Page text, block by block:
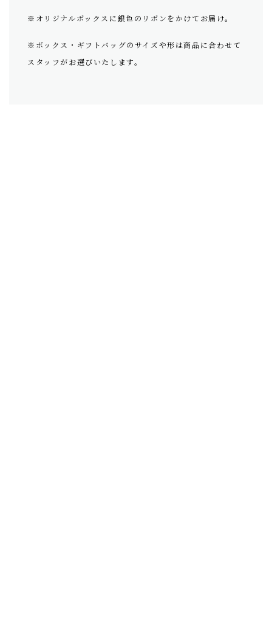
※オリジナルボックスに銀色のリボンをかけてお届け。
※ボックス・ギフトバッグのサイズや形は商品に合わせて
スタッフがお選びいたします。